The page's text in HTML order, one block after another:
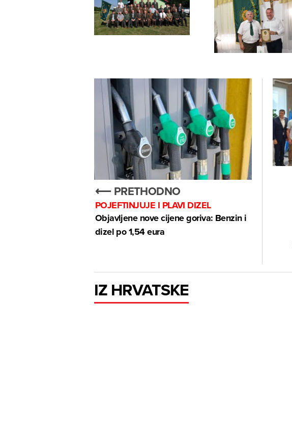
⟵ PRETHODNO
POJEFTINJUJE I PLAVI DIZEL
Objavljene nove cijene goriva: Benzin i
dizel po 1,54 eura
IZ HRVATSKE